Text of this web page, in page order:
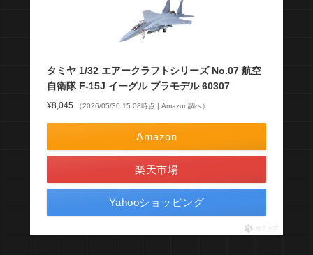
タミヤ 1/32 エアークラフトシリーズ No.07 航空
自衛隊 F-15J イーグル プラモデル 60307
¥8,045 （2026/05/30 15:08時点 | Amazon調べ）
Amazon
楽天市場
Yahooショッピング
ポチップ